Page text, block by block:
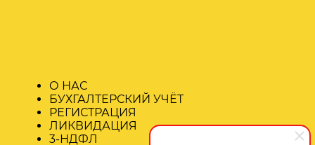
О НАС
БУХГАЛТЕРСКИЙ УЧЁТ
РЕГИСТРАЦИЯ
ЛИКВИДАЦИЯ
3-НДФЛ